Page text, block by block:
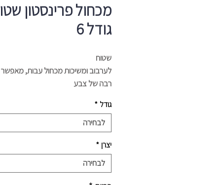
מכחול פרינסטון
גודל 6
שטוח
לערבוב ומשיכות מכחול עבות, מאפשר
רבה של צבע
גודל *
לבחירה
יצרן *
לבחירה